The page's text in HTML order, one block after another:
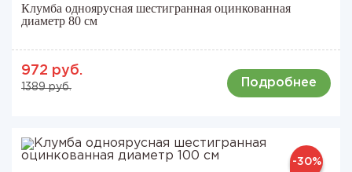
Клумба одноярусная шестигранная оцинкованная
диаметр 80 см
972 руб.
1389 руб. Подробнее
-30%